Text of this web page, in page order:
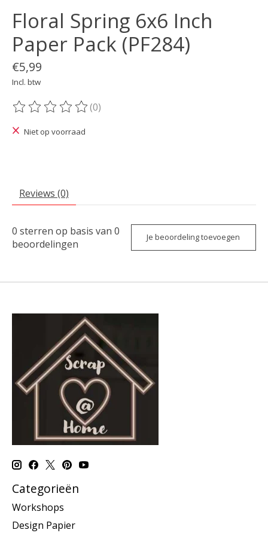
Floral Spring 6x6 Inch
Paper Pack (PF284)
€5,99
Incl. btw
De beoordeling van dit product is
(0)
Niet op voorraad
Reviews (0)
0 sterren op basis van 0
beoordelingen
Je beoordeling toevoegen
Categorieën
Workshops
Design Papier